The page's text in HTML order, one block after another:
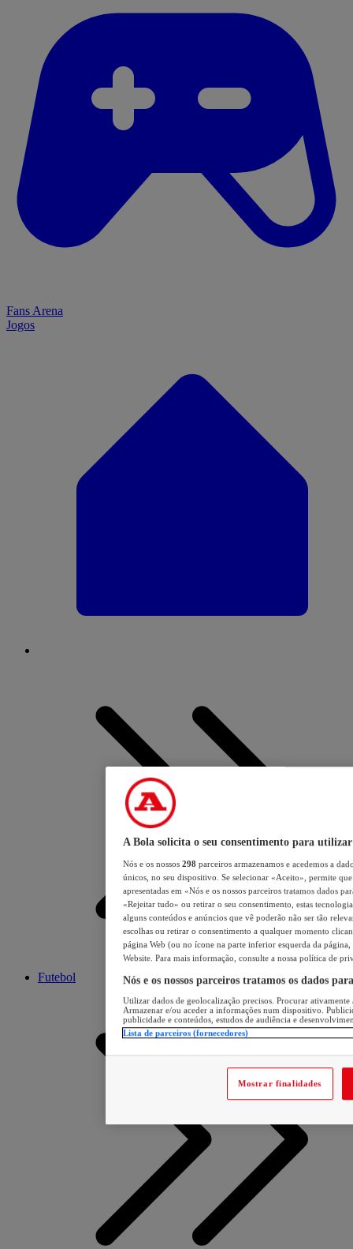
Fans Arena
Jogos
Futebol
A Bola solicita o seu consentimento para utilizar
Nós e os nossos 298 parceiros armazenamos e acedemos a
únicos, no seu dispositivo. Se selecionar «Aceito», permite
apresentadas em «Nós e os nossos parceiros tratamos dados
«Rejeitar tudo» ou retirar o seu consentimento, estas
alguns conteúdos e anúncios que vê poderão não ser tão
escolhas ou retirar o consentimento a qualquer momento
página Web (ou no ícone na parte inferior esquerda da página,
Website. Para mais informação, consulte a nossa política de
Nós e os nossos parceiros tratamos os dados
Utilizar dados de geolocalização precisos. Procurar
Armazenar e/ou aceder a informações num dispositivo.
publicidade e conteúdos, estudos de audiência e
Lista de parceiros (fornecedores)
Mostrar finalidades